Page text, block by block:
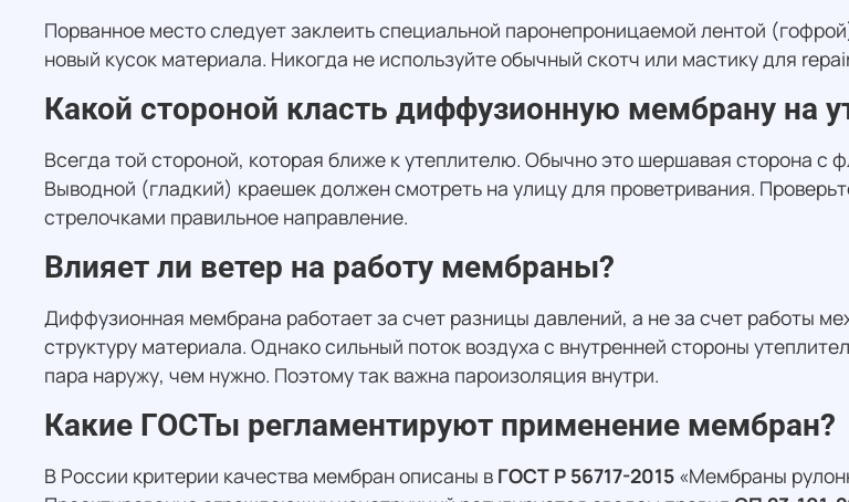
Порванное место следует заклеить специальной паронепроницаемой лентой
новый кусок материала. Никогда не используйте обычный скотч или мастику для
Какой стороной класть диффузионную мембрану на
Всегда той стороной, которая ближе к утеплителю. Обычно это шершавая сторона с
Выводной (гладкий) краешек должен смотреть на улицу для проветривания.
стрелочками правильное направление.
Влияет ли ветер на работу мембраны?
Диффузионная мембрана работает за счет разницы давлений, а не за счет работы
структуру материала. Однако сильный поток воздуха с внутренней стороны
пара наружу, чем нужно. Поэтому так важна пароизоляция внутри.
Какие ГОСТы регламентируют применение мембран?
В России критерии качества мембран описаны в ГОСТ Р 56717-2015 «Мембраны